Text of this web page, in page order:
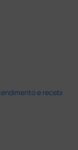
e recebi